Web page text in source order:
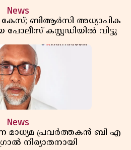
News
ബിആർസി അധ്യാപിക
കസ്റ്റഡിയിൽ വിട്ടു
News
മാധ്യമ പ്രവർത്തകൻ ബി എ
നിര്യാതനായി